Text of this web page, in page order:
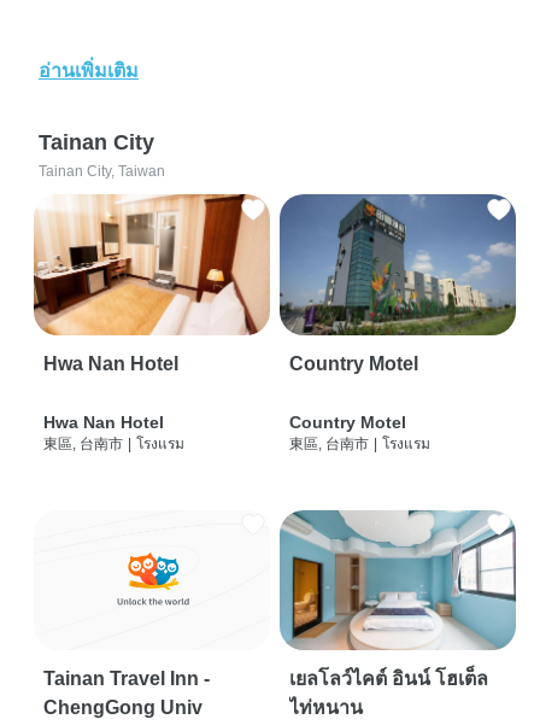
อ่านเพิ่มเติม
Tainan City
Tainan City, Taiwan
Hwa Nan Hotel
Hwa Nan Hotel
東區, 台南市 | โรงแรม
Country Motel
Country Motel
東區, 台南市 | โรงแรม
Tainan Travel Inn -
ChengGong Univ
เยลโลว์ไคต์ อินน์ โฮเต็ล
ไท่หนาน